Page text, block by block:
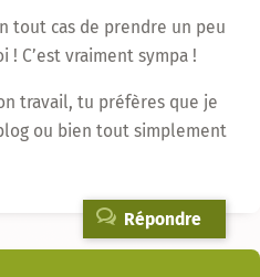
tout cas de prendre un peu
! C’est vraiment sympa !
travail, tu préfères que je
ou bien tout simplement
Répondre